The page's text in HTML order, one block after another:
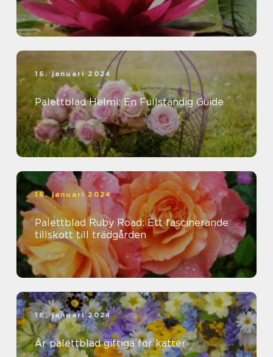
16. januari 2024
Palettblad Helmi: En Fullständig Guide
16. januari 2024
Palettblad Ruby Road: Ett fascinerande
tillskott till trädgården
16. januari 2024
Är palettblad giftiga för katter